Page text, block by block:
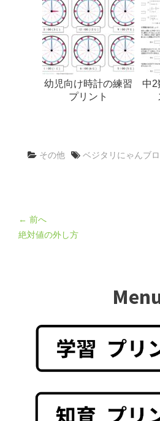
幼児向け時計の練習
プリント
中2
その他 ベジタリにゃんブ
← 前へ
絶対値の外し方